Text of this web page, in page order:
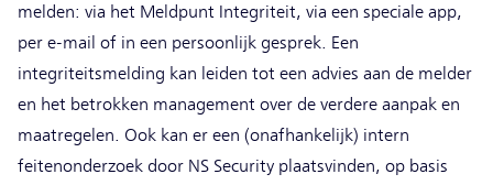
melden: via het Meldpunt Integriteit, via een speciale app,
per e-mail of in een persoonlijk gesprek. Een
integriteitsmelding kan leiden tot een advies aan de melder
en het betrokken management over de verdere aanpak en
maatregelen. Ook kan er een (onafhankelijk) intern
feitenonderzoek door NS Security plaatsvinden, op basis